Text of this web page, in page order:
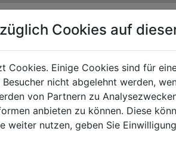
Cookies auf
Cookies. Einige Cookies sind für
nicht abgelehnt werden,
von Partnern zu
anbieten zu können. Diese
weiter nutzen, geben Sie